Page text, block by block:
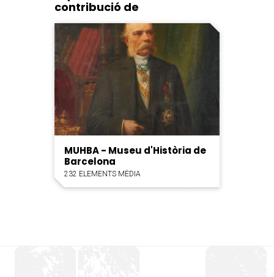
contribució de
MUHBA - Museu d'Història de
Barcelona
232 ELEMENTS MÈDIA